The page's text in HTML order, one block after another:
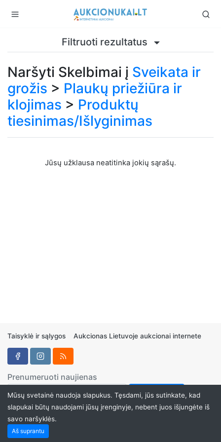
Filtruoti rezultatus
Naršyti Skelbimai į Sveikata ir
grožis > Plaukų priežiūra ir
klojimas > Produktų
tiesinimas/Išlyginimas
Jūsų užklausa neatitinka jokių sąrašų.
Taisyklė ir sąlygos Aukcionas Lietuvoje aukcionai internete
Prenumeruoti naujienas
Mūsų svetainė naudoja slapukus. Tęsdami, jūs sutinkate, kad
slapukai būtų naudojami jūsų įrenginyje, nebent juos išjungėte iš
savo naršyklės.
Aš suprantu